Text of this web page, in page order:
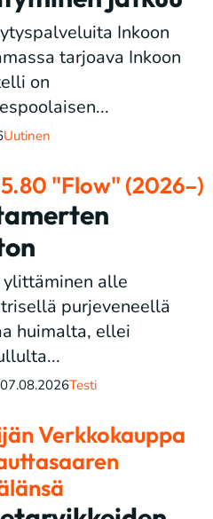
Inkoon
tarjoava Inkoon
on
Uutinen
"Flow" (2026–)
alle
purjeveneellä
huimalta, ellei
07.08.2026Testi
Verkkokauppa